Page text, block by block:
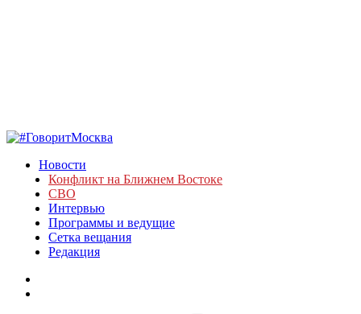
Новости
Конфликт на Ближнем Востоке
СВО
Интервью
Программы и ведущие
Сетка вещания
Редакция